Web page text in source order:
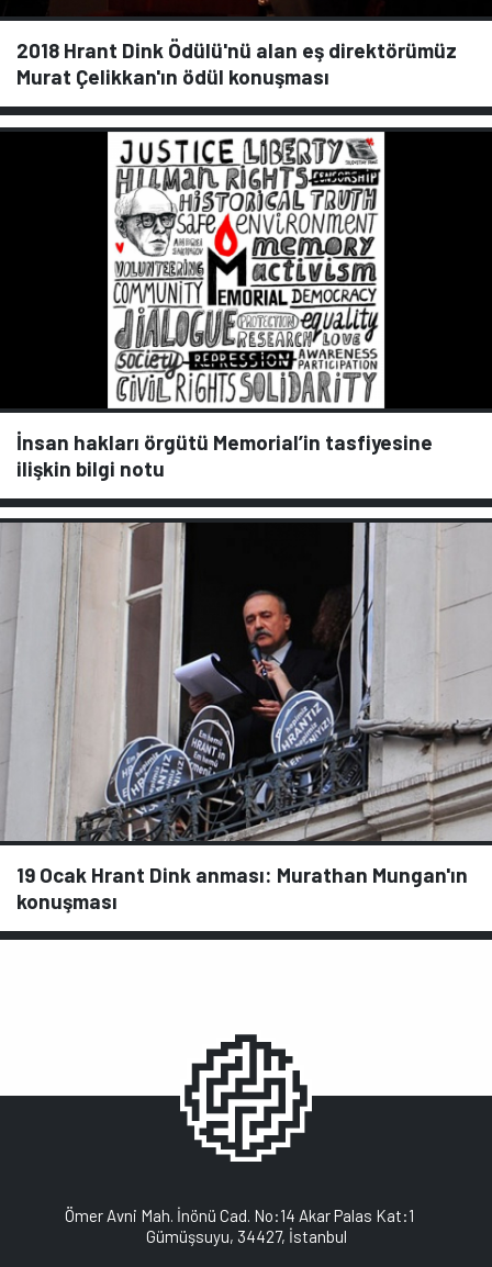
2018 Hrant Dink Ödülü'nü alan eş direktörümüz
Murat Çelikkan'ın ödül konuşması
İnsan hakları örgütü Memorial’in tasfiyesine
ilişkin bilgi notu
19 Ocak Hrant Dink anması: Murathan Mungan'ın
konuşması
Ömer Avni Mah. İnönü Cad. No:14 Akar Palas Kat:1
Gümüşsuyu, 34427, İstanbul